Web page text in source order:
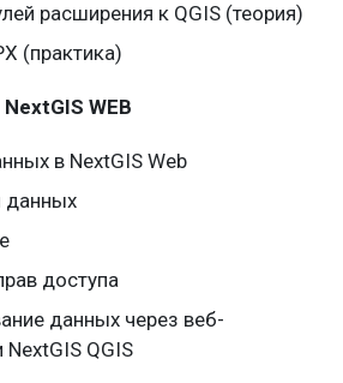
расширения к QGIS (теория)
(практика)
WEB
в NextGIS Web
данных
доступа
данных через веб-
NextGIS QGIS